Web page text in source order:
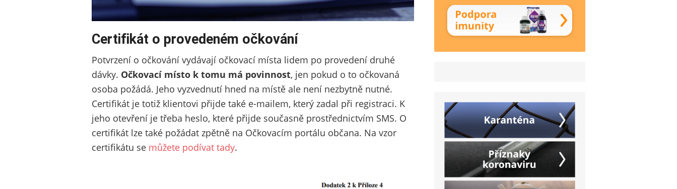
Certifikát o provedeném očkování
Potvrzení o očkování vydávají očkovací místa lidem po provedení druhé
dávky. Očkovací místo k tomu má povinnost, jen pokud o to očkovaná
osoba požádá. Jeho vyzvednutí hned na místě ale není nezbytně nutné.
Certifikát je totiž klientovi přijde také e-mailem, který zadal při registraci. K
jeho otevření je třeba heslo, které přijde současně prostřednictvím SMS. O
certifikát lze také požádat zpětně na Očkovacím portálu občana. Na vzor
certifikátu se můžete podívat tady.